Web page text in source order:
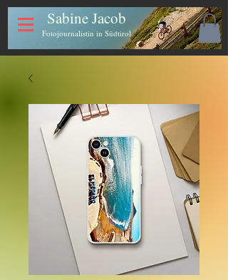
Sabine Jacob
Fotojournalistin in Südtirol